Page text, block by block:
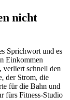
nicht
Sprichwort und es
Einkommen
verliert schnell den
, der Strom, die
für die Bahn und
fürs Fitness-Studio